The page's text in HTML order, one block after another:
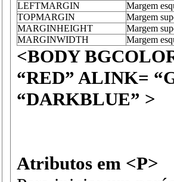
LEFTMARGIN
Margem
TOPMARGIN
Margem
MARGINHEIGHT
Margem
MARGINWIDTH
Margem
<BODY
“RED” ALINK=
“DARKBLUE” >
Atributos em <P>